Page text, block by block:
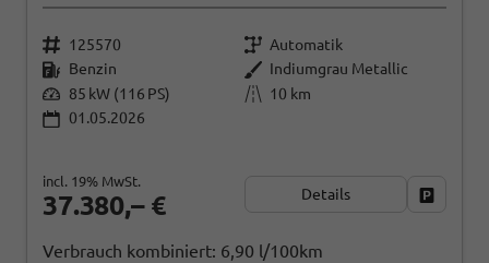
125570
Automatik
Benzin
Indiumgrau Metallic
85 kW (116 PS)
10 km
01.05.2026
37.380,– €
incl. 19% MwSt.
Details
Verbrauch kombiniert: 6,90 l/100km